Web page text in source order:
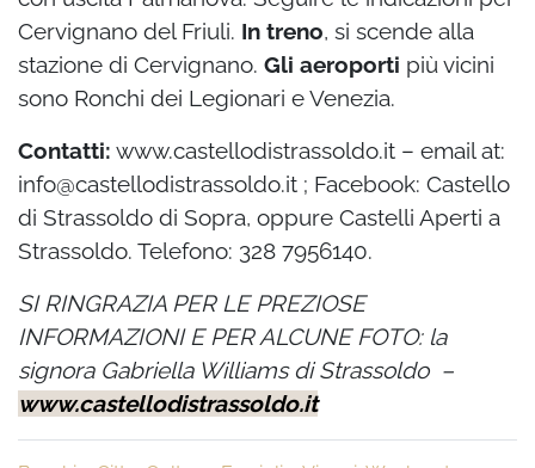
Cervignano del Friuli. In treno, si scende alla
stazione di Cervignano. Gli aeroporti più vicini
sono Ronchi dei Legionari e Venezia.
Contatti: www.castellodistrassoldo.it – email at:
info@castellodistrassoldo.it ; Facebook: Castello
di Strassoldo di Sopra, oppure Castelli Aperti a
Strassoldo. Telefono: 328 7956140.
SI RINGRAZIA PER LE PREZIOSE
INFORMAZIONI E PER ALCUNE FOTO: la
signora Gabriella Williams di Strassoldo –
www.castellodistrassoldo.it